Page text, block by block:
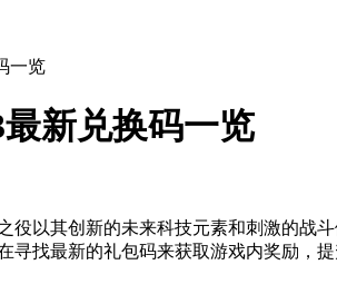
一览
新兑换码一览
役以其创新的未来科技元素和刺激的战
找最新的礼包码来获取游戏内奖励，